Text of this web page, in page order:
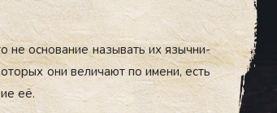
не ос­но­вание на­зывать их языч­ни­
они ве­лича­ют по име­ни, есть
её.